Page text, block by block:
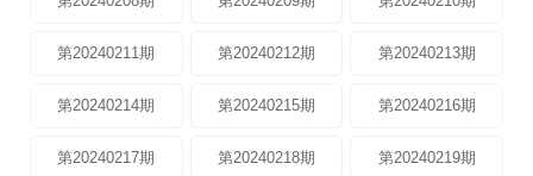
第20240211期 第20240212期 第20240213期
第20240214期 第20240215期 第20240216期
第20240217期 第20240218期 第20240219期